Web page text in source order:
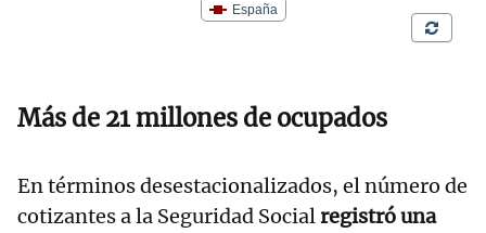
Más de 21 millones de ocupados
En términos desestacionalizados, el número de
cotizantes a la Seguridad Socialregistró una